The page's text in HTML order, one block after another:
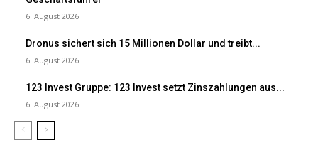
6. August 2026
Dronus sichert sich 15 Millionen Dollar und treibt...
6. August 2026
123 Invest Gruppe: 123 Invest setzt Zinszahlungen aus...
6. August 2026